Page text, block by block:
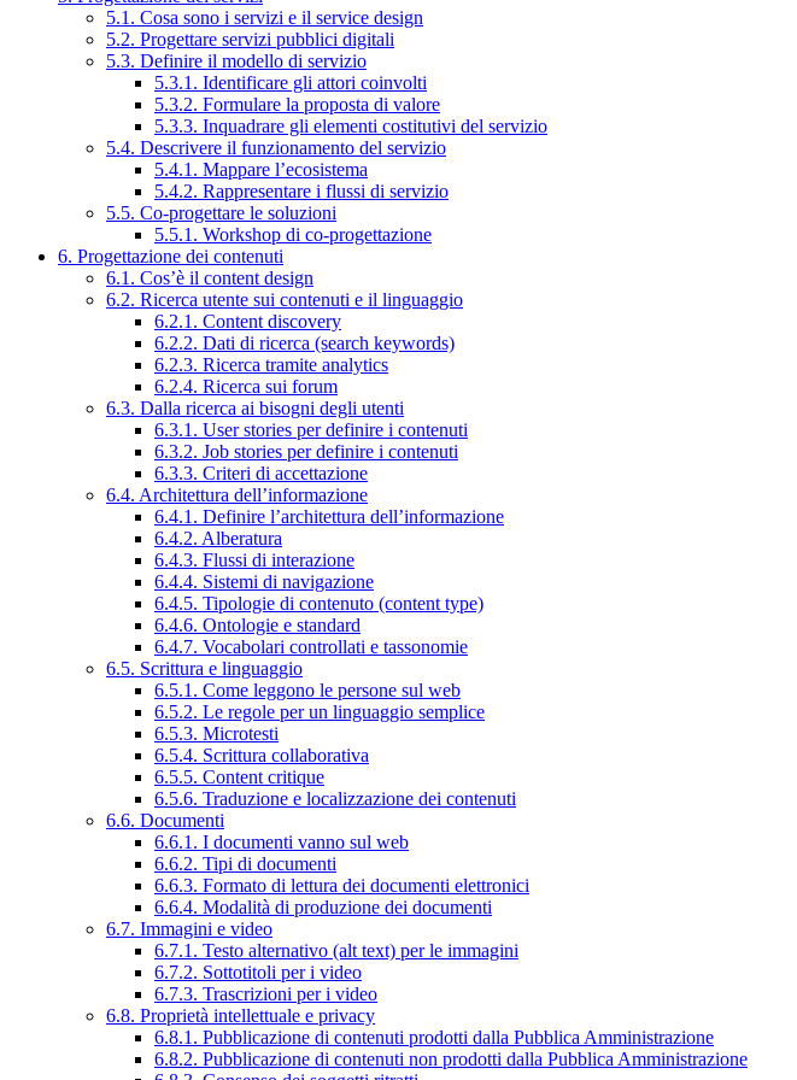
5.1. Cosa sono i servizi e il service design
5.2. Progettare servizi pubblici digitali
5.3. Definire il modello di servizio
5.3.1. Identificare gli attori coinvolti
5.3.2. Formulare la proposta di valore
5.3.3. Inquadrare gli elementi costitutivi del servizio
5.4. Descrivere il funzionamento del servizio
5.4.1. Mappare l’ecosistema
5.4.2. Rappresentare i flussi di servizio
5.5. Co-progettare le soluzioni
5.5.1. Workshop di co-progettazione
6. Progettazione dei contenuti
6.1. Cos’è il content design
6.2. Ricerca utente sui contenuti e il linguaggio
6.2.1. Content discovery
6.2.2. Dati di ricerca (search keywords)
6.2.3. Ricerca tramite analytics
6.2.4. Ricerca sui forum
6.3. Dalla ricerca ai bisogni degli utenti
6.3.1. User stories per definire i contenuti
6.3.2. Job stories per definire i contenuti
6.3.3. Criteri di accettazione
6.4. Architettura dell’informazione
6.4.1. Definire l’architettura dell’informazione
6.4.2. Alberatura
6.4.3. Flussi di interazione
6.4.4. Sistemi di navigazione
6.4.5. Tipologie di contenuto (content type)
6.4.6. Ontologie e standard
6.4.7. Vocabolari controllati e tassonomie
6.5. Scrittura e linguaggio
6.5.1. Come leggono le persone sul web
6.5.2. Le regole per un linguaggio semplice
6.5.3. Microtesti
6.5.4. Scrittura collaborativa
6.5.5. Content critique
6.5.6. Traduzione e localizzazione dei contenuti
6.6. Documenti
6.6.1. I documenti vanno sul web
6.6.2. Tipi di documenti
6.6.3. Formato di lettura dei documenti elettronici
6.6.4. Modalità di produzione dei documenti
6.7. Immagini e video
6.7.1. Testo alternativo (alt text) per le immagini
6.7.2. Sottotitoli per i video
6.7.3. Trascrizioni per i video
6.8. Proprietà intellettuale e privacy
6.8.1. Pubblicazione di contenuti prodotti dalla Pubblica Amministrazione
6.8.2. Pubblicazione di contenuti non prodotti dalla Pubblica Amministrazione